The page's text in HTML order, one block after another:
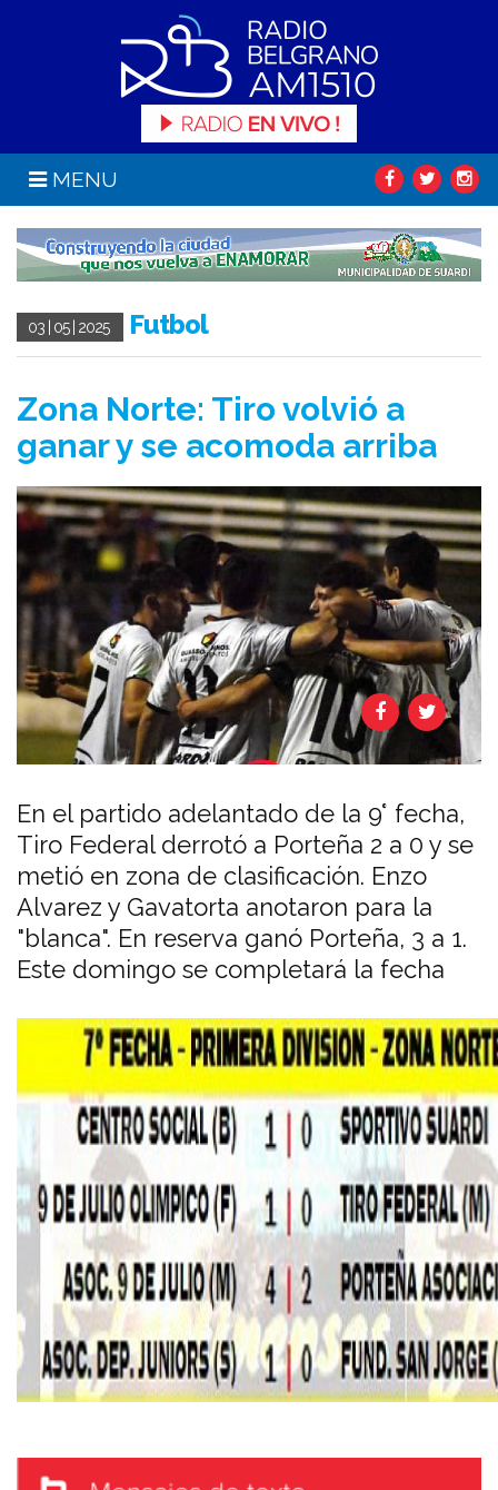
MENU
03 | 05 | 2025 Futbol
Zona Norte: Tiro volvió a
ganar y se acomoda arriba
En el partido adelantado de la 9° fecha,
Tiro Federal derrotó a Porteña 2 a 0 y se
metió en zona de clasificación. Enzo
Alvarez y Gavatorta anotaron para la
"blanca". En reserva ganó Porteña, 3 a 1.
Este domingo se completará la fecha